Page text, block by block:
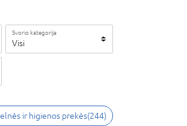
Svorio kategorija
Visi
ir higienos prekės(244)